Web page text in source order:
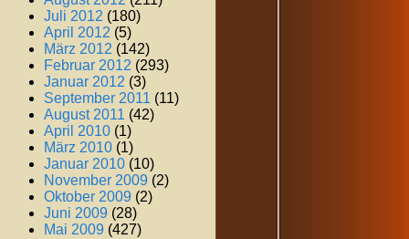
Juli 2012 (180)
April 2012 (5)
März 2012 (142)
Februar 2012 (293)
Januar 2012 (3)
September 2011 (11)
August 2011 (42)
April 2010 (1)
März 2010 (1)
Januar 2010 (10)
November 2009 (2)
Oktober 2009 (2)
Juni 2009 (28)
Mai 2009 (427)